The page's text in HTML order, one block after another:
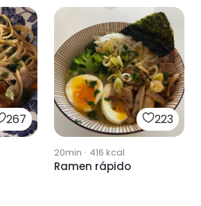
267 223
20min · 416 kcal
Ramen rápido